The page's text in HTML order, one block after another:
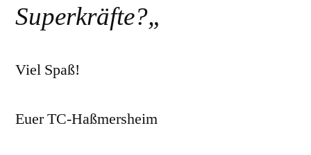
Superkräfte?„
Viel Spaß!
Euer TC-Haßmersheim